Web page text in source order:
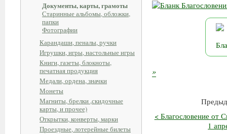
Документы, карты, грамоты
Старинные альбомы, обложки,
папки
Фотографии
Карандаши, пеналы, ручки
Игрушки, игры, настольные игры
Книги, газеты, блокноты,
печатная продукция
Медали, ордена, значки
Монеты
Магниты, брелки ,скидочные
карты, и прочее)
Открытки, конверты, марки
Проездные, лотерейные билеты
»
< Благословение от
1